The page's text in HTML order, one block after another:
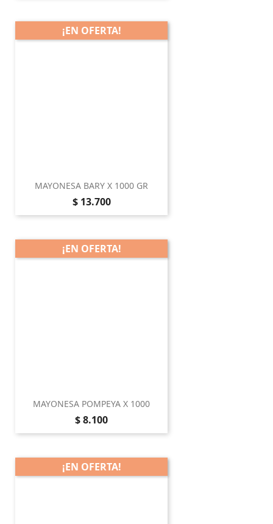
MAYONESA BARY X 1000 GR
Precio
$ 13.700
¡EN OFERTA!
MAYONESA POMPEYA X 1000
Precio
$ 8.100
¡EN OFERTA!
¡EN OFERTA!